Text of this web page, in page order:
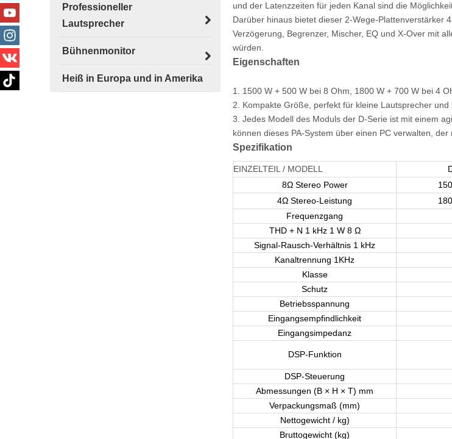
Professioneller
Lautsprecher
Bühnenmonitor
Heiß in Europa und in Amerika
und der Latenzzeiten für jeden Kanal sind die
Darüber hinaus bietet dieser 2-Wege-Plattenverstärker
Verzögerung, Begrenzer, Mischer, EQ und X-Over mit
würden.
Eigenschaften
1. 1500 W + 500 W bei 8 Ohm, 1800 W + 700 W bei 4
2. Kompakte Größe, perfekt für kleine Lautsprecher
3. Jedes Modell des Moduls der D-Serie ist mit einem
können dieses PA-System über einen PC verwalten,
Spezifikation
EINZELTEIL / MODELL
8Ω Stereo Power
4Ω Stereo-Leistung
Frequenzgang
THD + N 1 kHz 1 W 8 Ω
Signal-Rausch-Verhältnis 1 kHz
Kanaltrennung 1KHz
Klasse
Schutz
Betriebsspannung
Eingangsempfindlichkeit
Eingangsimpedanz
DSP-Funktion
DSP-Steuerung
Abmessungen (B × H × T) mm
Verpackungsmaß (mm)
Nettogewicht / kg)
Bruttogewicht (kg)